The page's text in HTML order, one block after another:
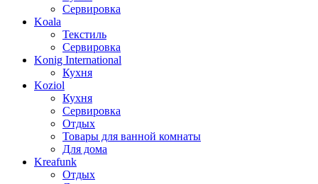
Сервировка
Koala
Текстиль
Сервировка
Konig International
Кухня
Koziol
Кухня
Сервировка
Отдых
Товары для ванной комнаты
Для дома
Kreafunk
Отдых